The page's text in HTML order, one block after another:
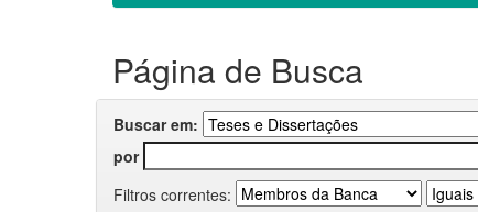
Página de Busca
Buscar em:
por
Filtros correntes: